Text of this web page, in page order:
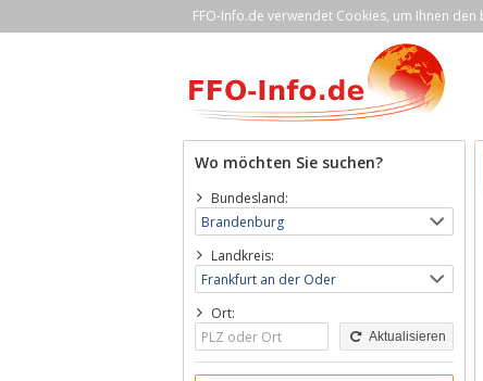
FFO-Info.de verwendet Cookies, um Ihnen
Wo möchten Sie suchen?
Bundesland:
Landkreis:
Ort:
Aktualisieren